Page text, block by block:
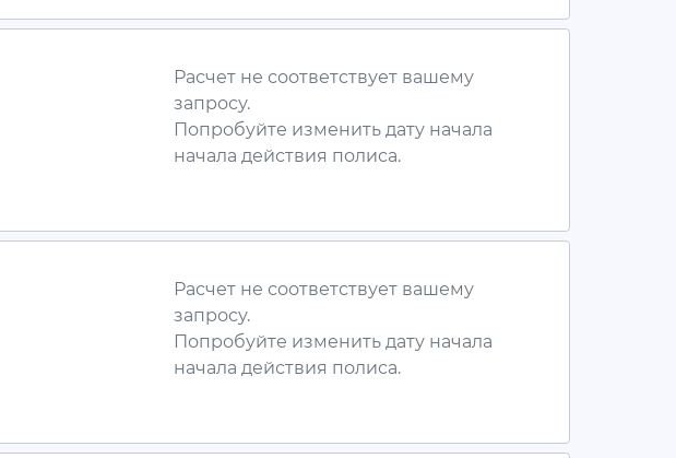
Расчет не соответствует вашему
запросу.
Попробуйте изменить дату начала
начала действия полиса.
Расчет не соответствует вашему
запросу.
Попробуйте изменить дату начала
начала действия полиса.